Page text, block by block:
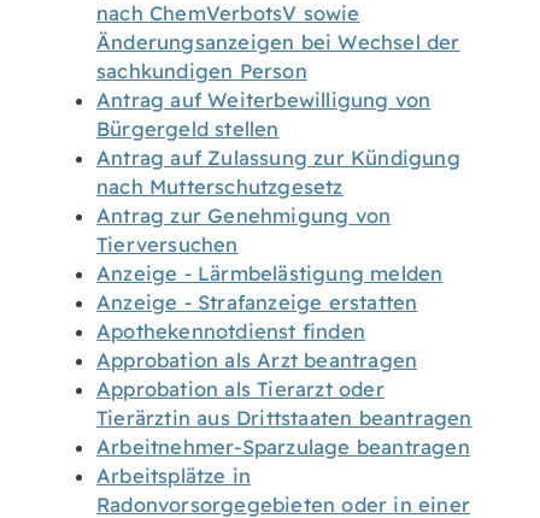
nach ChemVerbotsV sowie
Änderungsanzeigen bei Wechsel der
sachkundigen Person
Antrag auf Weiterbewilligung von
Bürgergeld stellen
Antrag auf Zulassung zur Kündigung
nach Mutterschutzgesetz
Antrag zur Genehmigung von
Tierversuchen
Anzeige - Lärmbelästigung melden
Anzeige - Strafanzeige erstatten
Apothekennotdienst finden
Approbation als Arzt beantragen
Approbation als Tierarzt oder
Tierärztin aus Drittstaaten beantragen
Arbeitnehmer-Sparzulage beantragen
Arbeitsplätze in
Radonvorsorgegebieten oder in einer